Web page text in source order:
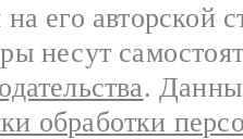
его авторской
несут
.
обработки